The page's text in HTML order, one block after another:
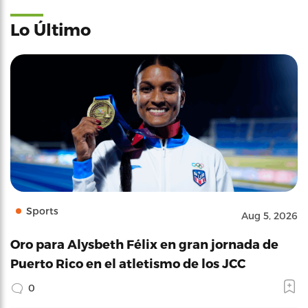
Lo Último
Sports Aug 5, 2026
Oro para Alysbeth Félix en gran jornada de
Puerto Rico en el atletismo de los JCC
0